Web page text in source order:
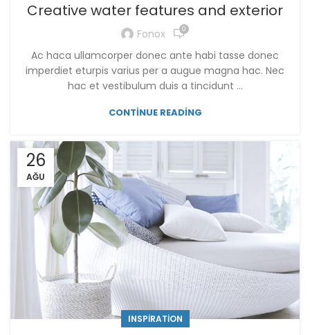
Creative water features and exterior
Fonox 0
Ac haca ullamcorper donec ante habi tasse donec
imperdiet eturpis varius per a augue magna hac. Nec
hac et vestibulum duis a tincidunt ...
CONTINUE READING
26
AĞU
INSPIRATION